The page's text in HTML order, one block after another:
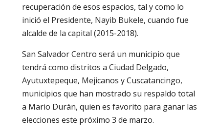
recuperación de esos espacios, tal y como lo
inició el Presidente, Nayib Bukele, cuando fue
alcalde de la capital (2015-2018).
San Salvador Centro será un municipio que
tendrá como distritos a Ciudad Delgado,
Ayutuxtepeque, Mejicanos y Cuscatancingo,
municipios que han mostrado su respaldo total
a Mario Durán, quien es favorito para ganar las
elecciones este próximo 3 de marzo.